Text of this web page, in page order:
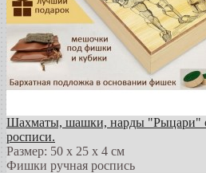
Шахматы, шашки, нарды "Рыцари"
росписи.
Размер: 50 х 25 х 4 см
Фишки ручная роспись